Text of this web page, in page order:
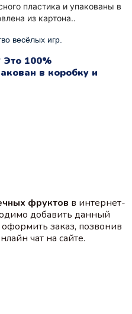
пластика и упакованы в
из картона..
весёлых игр.
100%
в коробку и
фруктов в интернет-
добавить данный
заказ, позвонив
чат на сайте.